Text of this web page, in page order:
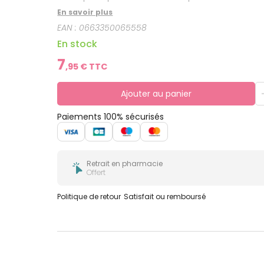
En savoir plus
EAN : 0663350065558
En stock
7,95 € TTC
Ajouter au panier
Paiements 100% sécurisés
Retrait en pharmacie
Offert
Politique de retour Satisfait ou remboursé